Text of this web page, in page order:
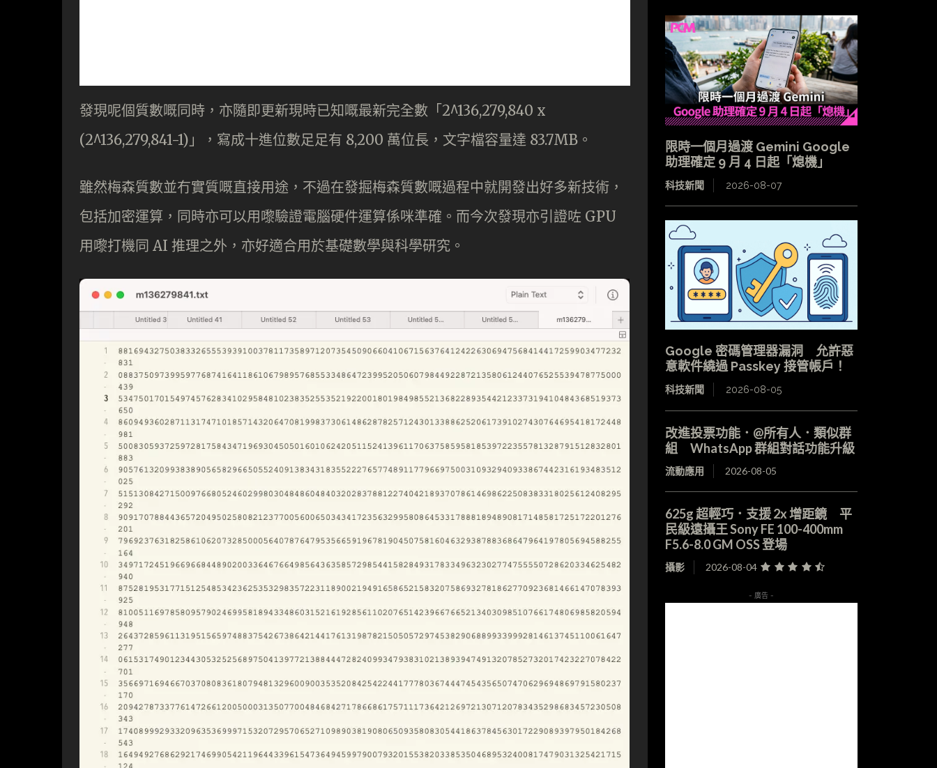
發現呢個質數嘅同時，亦隨即更新現時已知嘅最新完全數「2^136,279,840 x
(2^136,279,841-1)」，寫成十進位數足足有 8,200 萬位長，文字檔容量達 83.7MB。
雖然梅森質數並冇實質嘅直接用途，不過在發掘梅森質數嘅過程中就開發出好多新技術，
包括加密運算，同時亦可以用嚟驗證電腦硬件運算係咪準確。而今次發現亦引證咗 GPU
用嚟打機同 AI 推理之外，亦好適合用於基礎數學與科學研究。
限時一個月過渡 Gemini Google
助理確定 9 月 4 日起「熄機」
科技新聞 2026-08-07
Google 密碼管理器漏洞 允許惡
意軟件繞過 Passkey 接管帳戶！
科技新聞 2026-08-05
改進投票功能．@所有人．類似群
組 WhatsApp 群組對話功能升級
流動應用 2026-08-05
625g 超輕巧．支援 2x 增距鏡 平
民級遠攝王 Sony FE 100-400mm
F5.6-8.0 GM OSS 登場
攝影 2026-08-04
- 廣告 -